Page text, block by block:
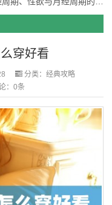
经周期的生
为四个阶段：月经期、卵
穿好看
分类： 经典攻略
：0条